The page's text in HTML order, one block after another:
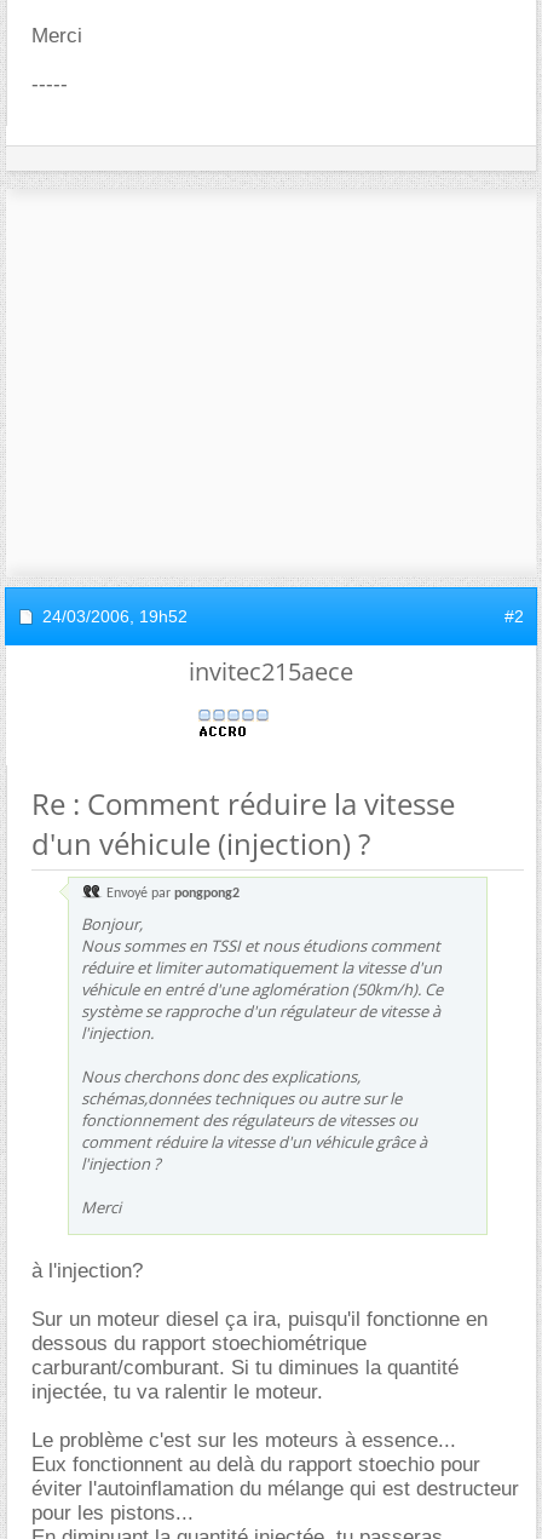
Merci
-----
24/03/2006, 19h52 #2
invitec215aece
Re : Comment réduire la vitesse
d'un véhicule (injection) ?
Envoyé par pongpong2
Bonjour,
Nous sommes en TSSI et nous étudions comment
réduire et limiter automatiquement la vitesse d'un
véhicule en entré d'une aglomération (50km/h). Ce
système se rapproche d'un régulateur de vitesse à
l'injection.
Nous cherchons donc des explications,
schémas,données techniques ou autre sur le
fonctionnement des régulateurs de vitesses ou
comment réduire la vitesse d'un véhicule grâce à
l'injection ?
Merci
à l'injection?
Sur un moteur diesel ça ira, puisqu'il fonctionne en
dessous du rapport stoechiométrique
carburant/comburant. Si tu diminues la quantité
injectée, tu va ralentir le moteur.
Le problème c'est sur les moteurs à essence...
Eux fonctionnent au delà du rapport stoechio pour
éviter l'autoinflamation du mélange qui est destructeur
pour les pistons...